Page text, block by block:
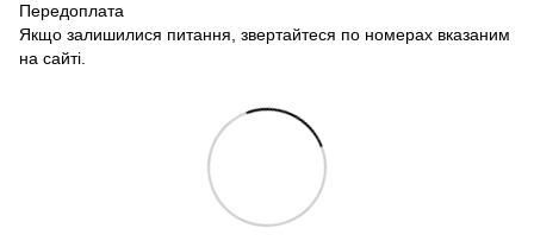
Передоплата
Якщо залишилися питання, звертайтеся по номерах вказаним
на сайті.